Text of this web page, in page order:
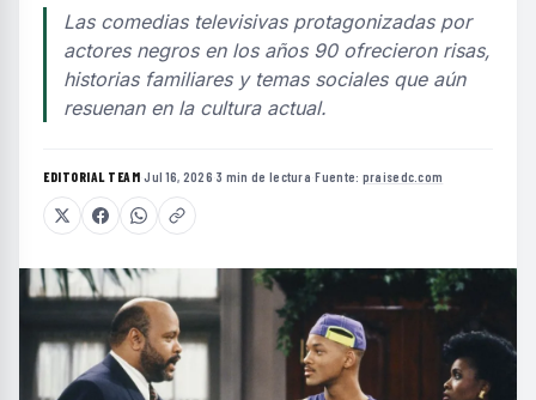
Las comedias televisivas protagonizadas por
actores negros en los años 90 ofrecieron risas,
historias familiares y temas sociales que aún
resuenan en la cultura actual.
EDITORIAL TEAM·Jul 16, 2026·3 min de lectura·Fuente: praisedc.com